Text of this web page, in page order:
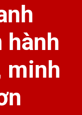
hành
minh